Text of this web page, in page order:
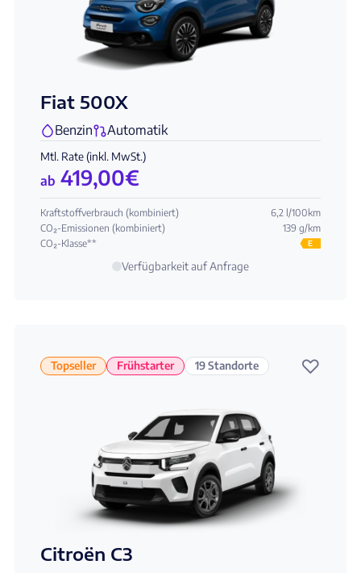
Fiat 500X
Benzin Automatik
Mtl. Rate (inkl. MwSt.)
ab 419,00€
Kraftstoffverbrauch (kombiniert)
6,2 l/100km
CO₂-Emissionen (kombiniert)
139 g/km
CO₂-Klasse**
E
Verfügbarkeit auf Anfrage
Topseller Frühstarter 19 Standorte ♡
Citroën C3